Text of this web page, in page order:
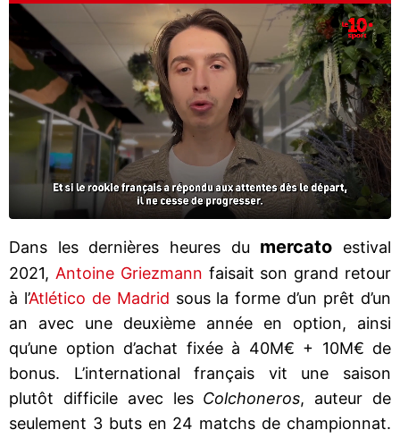
Dans les dernières heures du mercato estival
2021, Antoine Griezmann faisait son grand retour
à l’Atlético de Madrid sous la forme d’un prêt d’un
an avec une deuxième année en option, ainsi
qu’une option d’achat fixée à 40M€ + 10M€ de
bonus. L’international français vit une saison
plutôt difficile avec les Colchoneros, auteur de
seulement 3 buts en 24 matchs de championnat.